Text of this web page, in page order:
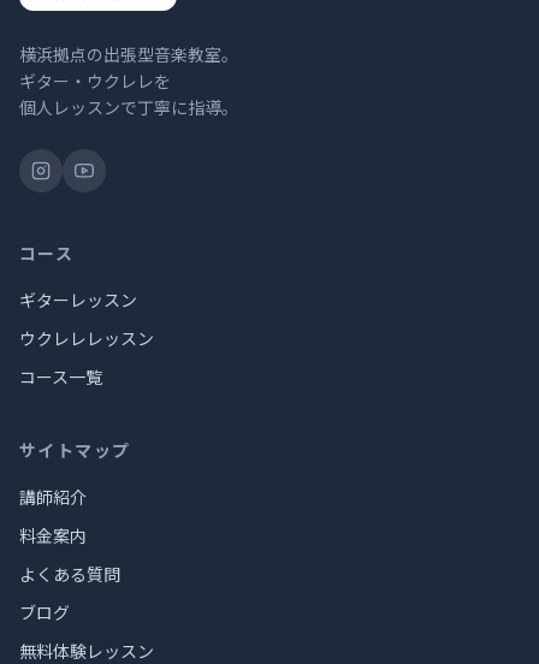
横浜拠点の出張型音楽教室。
ギター・ウクレレを
個人レッスンで丁寧に指導。
コース
ギターレッスン
ウクレレレッスン
コース一覧
サイトマップ
講師紹介
料金案内
よくある質問
ブログ
無料体験レッスン